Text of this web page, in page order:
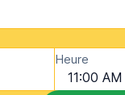
Heure
11:00 AM